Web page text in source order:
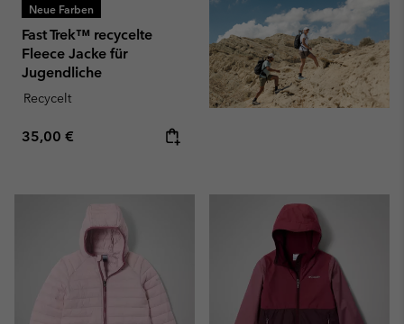
Neue Farben
Fast Trek™ recycelte
Fleece Jacke für
Jugendliche
Recycelt
Regular price:
35,00 €